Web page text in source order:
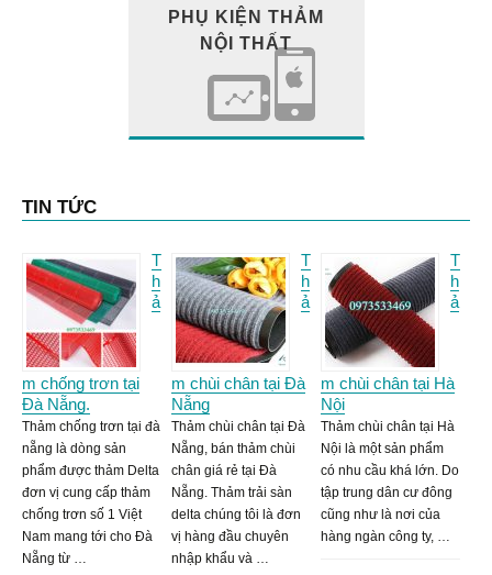
PHỤ KIỆN THẢM
NỘI THẤT
TIN TỨC
T
h
ả
m chống trơn tại
Đà Nẵng.
Thảm chống trơn tại đà
nẵng là dòng sản
phẩm được thảm Delta
đơn vị cung cấp thảm
chống trơn số 1 Việt
Nam mang tới cho Đà
Nẵng từ …
T
h
ả
m chùi chân tại Đà
Nẵng
Thảm chùi chân tại Đà
Nẵng, bán thảm chùi
chân giá rẻ tại Đà
Nẵng. Thảm trải sàn
delta chúng tôi là đơn
vị hàng đầu chuyên
nhập khẩu và …
T
h
ả
m chùi chân tại Hà
Nội
Thảm chùi chân tại Hà
Nội là một sản phẩm
có nhu cầu khá lớn. Do
tập trung dân cư đông
cũng như là nơi của
hàng ngàn công ty, …